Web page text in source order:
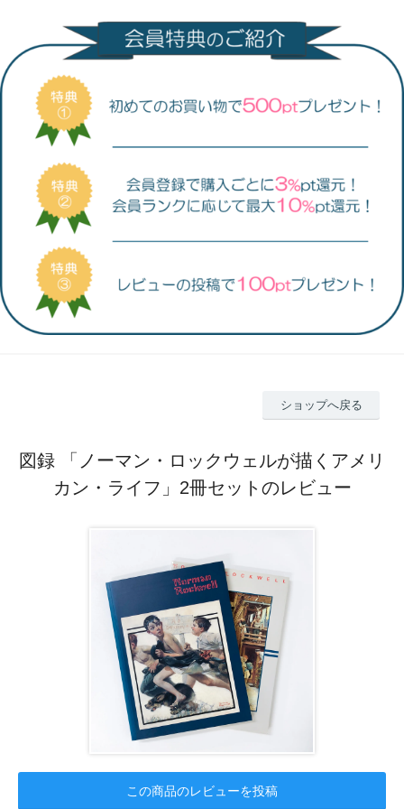
ショップへ戻る
図録 「ノーマン・ロックウェルが描くアメリ
カン・ライフ」2冊セットのレビュー
この商品のレビューを投稿